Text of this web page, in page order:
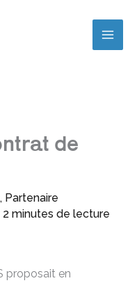
de
, Partenaire
2 minutes de lecture
proposait en